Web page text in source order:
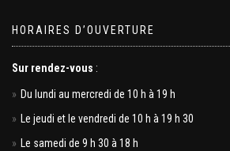
HORAIRES D’OUVERTURE
Sur rendez-vous :
Du lundi au mercredi de 10 h à 19 h
Le jeudi et le vendredi de 10 h à 19 h 30
Le samedi de 9 h 30 à 18 h